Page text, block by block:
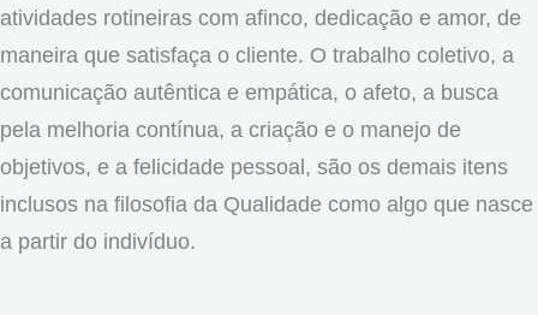
atividades rotineiras com afinco, dedicação e amor, de
maneira que satisfaça o cliente. O trabalho coletivo, a
comunicação autêntica e empática, o afeto, a busca
pela melhoria contínua, a criação e o manejo de
objetivos, e a felicidade pessoal, são os demais itens
inclusos na filosofia da Qualidade como algo que nasce
a partir do indivíduo.